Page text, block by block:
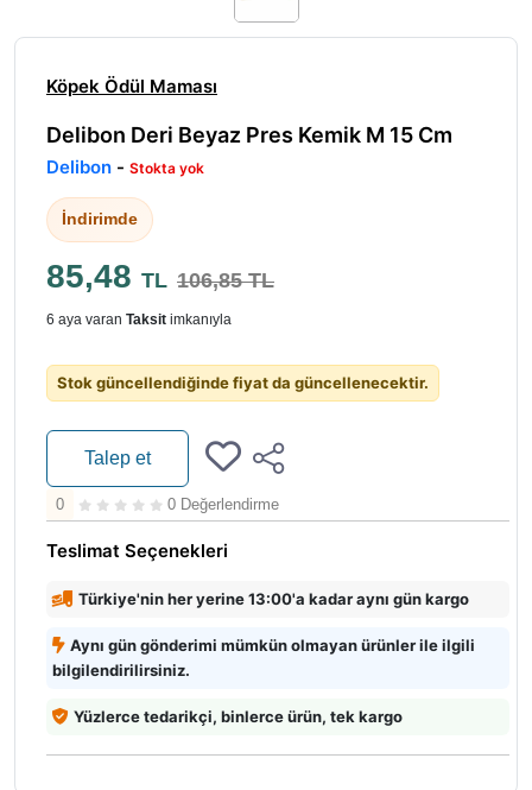
Köpek Ödül Maması
Delibon Deri Beyaz Pres Kemik M 15 Cm
Delibon - Stokta yok
İndirimde
85,48 TL 106,85 TL
6 aya varan Taksit imkanıyla
Stok güncellendiğinde fiyat da güncellenecektir.
Talep et
0 0 Değerlendirme
Teslimat Seçenekleri
Türkiye'nin her yerine 13:00'a kadar aynı gün kargo
Aynı gün gönderimi mümkün olmayan ürünler ile ilgili
bilgilendirilirsiniz.
Yüzlerce tedarikçi, binlerce ürün, tek kargo